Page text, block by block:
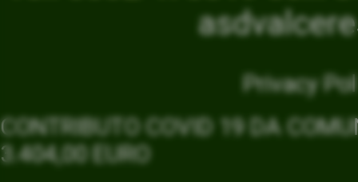
Privacy
CONTRIBUTO COVID 19 DA
3.404,00 EURO